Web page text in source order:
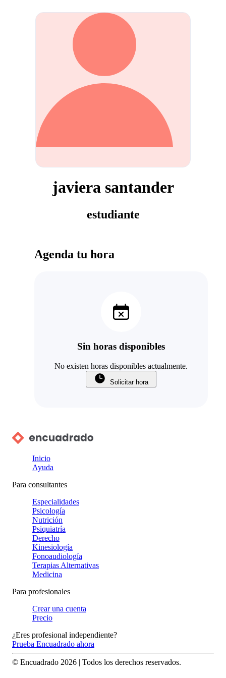
javiera santander
estudiante
Agenda tu hora
Sin horas disponibles
No existen horas disponibles actualmente.
Solicitar hora
Inicio
Ayuda
Para consultantes
Especialidades
Psicología
Nutrición
Psiquiatría
Derecho
Kinesiología
Fonoaudiología
Terapias Alternativas
Medicina
Para profesionales
Crear una cuenta
Precio
¿Eres profesional independiente?
Prueba Encuadrado ahora
© Encuadrado 2026 | Todos los derechos reservados.